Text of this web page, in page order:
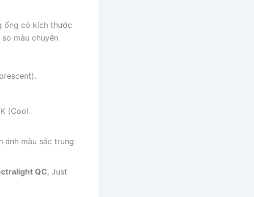
ống có kích thước
màu chuyên
(Cool
ánh màu sắc trung
QC, Just